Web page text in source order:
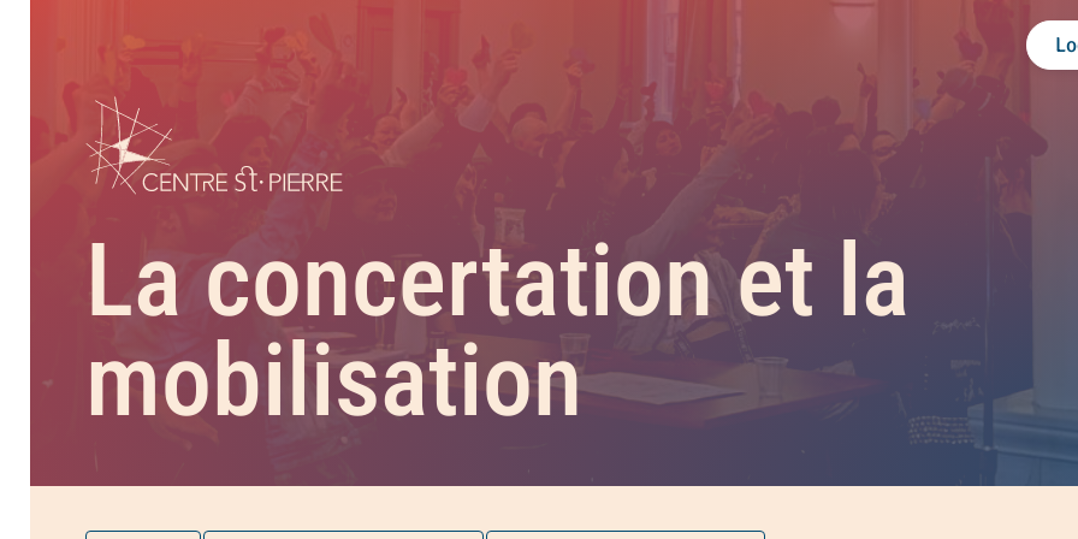
La concertation et la
mobilisation